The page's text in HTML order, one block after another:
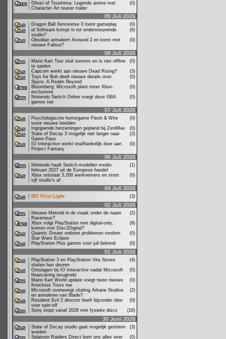
Ghost of Tsushima: Legends anime met
Character Art teaser trailer
(0)
09 Juli 2026
Dragon Ball Xenoverse 3 toont gameplay
(0)
id Software krimpt in tot ondersteunende
studio?
(6)
Obsidian annuleert Avowed 2 en komt met
nieuwe Fallout?
(0)
08 Juli 2026
Mario Kart Tour sluit servers en is niet offline
te spelen
(0)
Capcom werkt aan nieuwe Dead Rising?
(3)
Toys for Bob deelt nieuwe details over
Spyro: A Realm Beyond
(0)
Bloomberg: Microsoft plant meer Xbox-
exclusives
(0)
Nintendo Switch Online voegt deze GBA
games toe
(0)
07 Juli 2026
Psychologische horrorgame Flesh & Wire
toont nieuwe beelden
(0)
Ingrijpende herzieningen gepland bij ZeniMax
(0)
State of Decay 3 mogelijk niet langer naar
Game Pass
(3)
IO Interactive werkt onafhankelijk door aan
Project Fantasy
(0)
06 Juli 2026
Nintendo haalt Switch-modellen medio
februari 2027 uit de Europese handel
(1)
Xbox ontslaat 3.200 werknemers en stoot
vijf studio's af
(0)
04 Juli 2026
007 First Light (3)
02 Juli 2026
Nieuwe Metroid in de maak onder de naam
Ravenous?
(2)
Xbox volgt PlayStation met digital-only,
komen met Disc2Digital?
(8)
Quantic Dream ontkent problemen rondom
Star Wars Eclipse
(0)
PlayStation Plus games voor juli bekend
(0)
01 Juli 2026
PlayStation 3 en PlayStation Vita Stores
sluiten hun deuren
(4)
Ontslagen bij IO Interactive nadat Microsoft
financiering terugtrekt
(0)
Mario Kart World update voegt twee nieuwe
Knockout Tours toe
(0)
Microsoft overweegt sluiting Arkane Studios
en annuleren van Blade?
(2)
Resident Evil 2 director heeft bijzonder idee
voor spin-off
(0)
Sony stopt vanaf 2028 met fysieke discs
(16)
30 Juni 2026
State of Decay studio gaat mogelijk gesloten
worden
(3)
Splatoon Raiders Direct leert ons alles over
(0)